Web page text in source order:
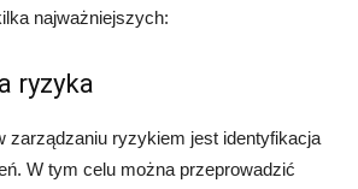
najważniejszych:
ryzyka
zarządzaniu ryzykiem jest identyfikacja
W tym celu można przeprowadzić